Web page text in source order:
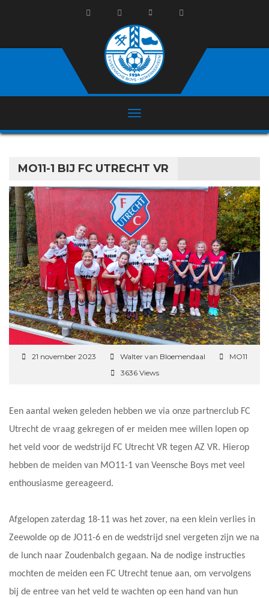
MO11-1 BIJ FC UTRECHT VR
21 november 2023 Walter van Bloemendaal
MO11
3636 Views
Een aantal weken geleden hebben we via onze partnerclub FC
Utrecht de vraag gekregen of er meiden mee willen lopen op
het veld voor de wedstrijd FC Utrecht VR tegen AZ VR. Hierop
hebben de meiden van MO11-1 van Veensche Boys met veel
enthousiasme gereageerd.
Afgelopen zaterdag 18-11 was het zover, na een klein verlies in
Zeewolde op de JO11-6 en de wedstrijd snel vergeten zijn we na
de lunch naar Zoudenbalch gegaan. Na de nodige instructies
mochten de meiden een FC Utrecht tenue aan, om vervolgens
bij de entree van het veld te wachten op een hand van hun